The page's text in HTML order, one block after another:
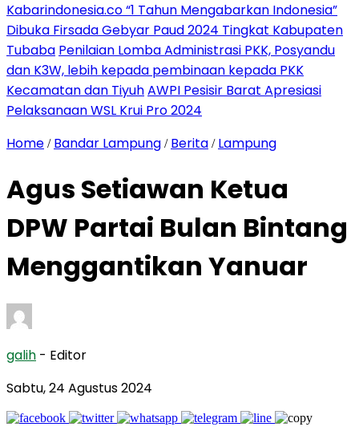
Kabarindonesia.co “1 Tahun Mengabarkan Indonesia”
Dibuka Firsada Gebyar Paud 2024 Tingkat Kabupaten
Tubaba Penilaian Lomba Administrasi PKK, Posyandu
dan K3W, lebih kepada pembinaan kepada PKK
Kecamatan dan TiyuhAWPI Pesisir Barat Apresiasi
Pelaksanaan WSL Krui Pro 2024
Home / Bandar Lampung / Berita / Lampung
Agus Setiawan Ketua
DPW Partai Bulan Bintang
Menggantikan Yanuar
galih - Editor
Sabtu, 24 Agustus 2024